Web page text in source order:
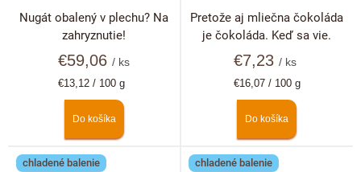
€59,06/ ks
Jednotková
€13,12 / 100 g
Do košíka
Nugát obalený v plechu? Na
zahryznutie!
€7,23 / ks
Jednotková
€16,07 / 100 g
Do košíka
Pretože aj mliečna čokoláda
je čokoláda. Keď sa vie.
chladené balenie chladené balenie